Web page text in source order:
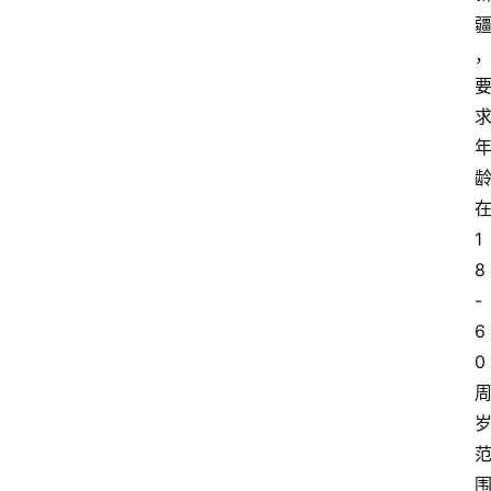
疆
，
要
求
年
龄
在
1
8
-
6
0
周
岁
范
围